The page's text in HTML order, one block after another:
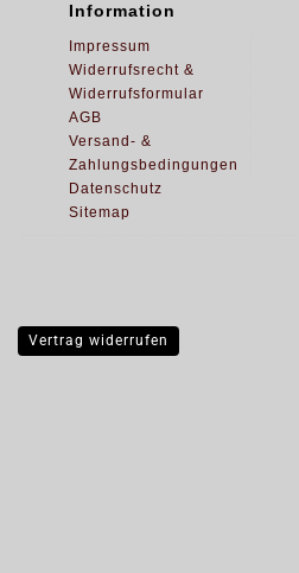
Information
Impressum
Widerrufsrecht &
Widerrufsformular
AGB
Versand- &
Zahlungsbedingungen
Datenschutz
Sitemap
Vertrag widerrufen